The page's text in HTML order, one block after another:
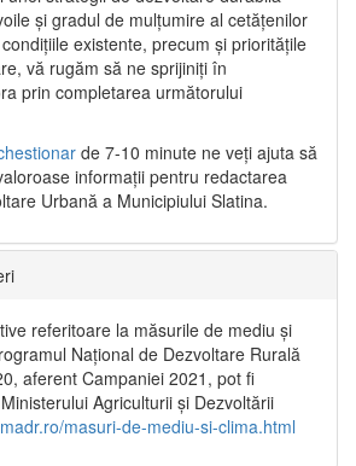
și gradul de mulțumire al cetățenilor
existente, precum și prioritățile
vă rugăm să ne sprijiniți în
prin completarea următorului
de 7-10 minute ne veți ajuta să
informații pentru redactarea
Urbană a Municipiului Slatina.
referitoare la măsurile de mediu și
Național de Dezvoltare Rurală
aferent Campaniei 2021, pot fi
Agriculturii și Dezvoltării
masuri-de-mediu-si-clima.html